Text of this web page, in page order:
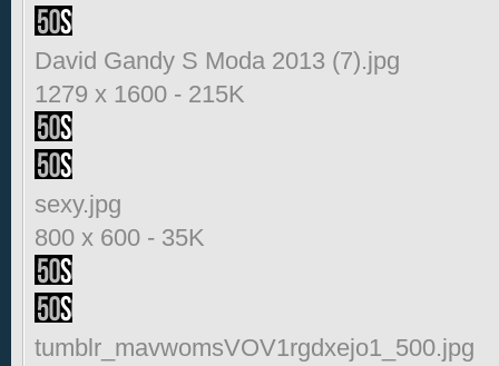
David Gandy S Moda 2013 (7).jpg
1279 x 1600 - 215K
sexy.jpg
800 x 600 - 35K
tumblr_mavwomsVOV1rgdxejo1_500.jpg